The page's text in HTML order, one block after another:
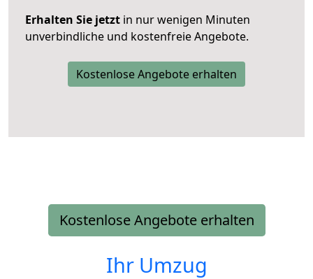
Erhalten Sie jetzt in nur wenigen Minuten
unverbindliche und kostenfreie Angebote.
Kostenlose Angebote erhalten
Kostenlose Angebote erhalten
Ihr Umzug